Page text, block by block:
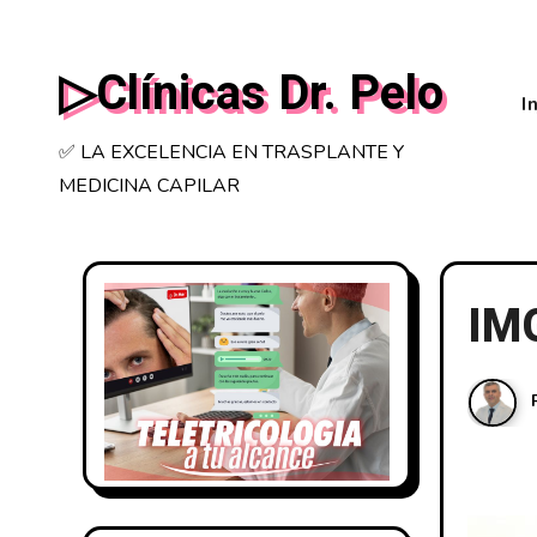
contenido▷Clínicas Dr. Pelo
✅ LA EXCELENCIA EN TRASPLANTE Y
MEDICINA CAPILAR